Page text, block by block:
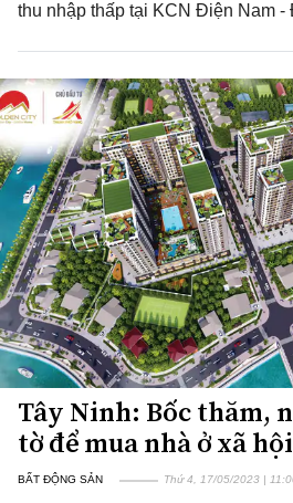
thu nhập thấp tại KCN Điện Nam
Tây Ninh: Bốc thăm,
tờ để mua nhà ở xã hội
BẤT ĐỘNG SẢN Thứ 4, 17/05/2023 |